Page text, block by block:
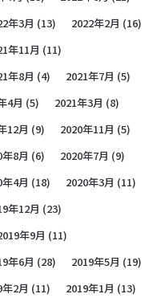
年3月 (13) 2022年2月 (16)
年11月 (11)
年8月 (4) 2021年7月 (5)
4月 (5) 2021年3月 (8)
12月 (9) 2020年11月 (5)
8月 (6) 2020年7月 (9)
4月 (18) 2020年3月 (11)
年12月 (23)
年9月 (11)
年6月 (28) 2019年5月 (19)
2月 (11) 2019年1月 (13)